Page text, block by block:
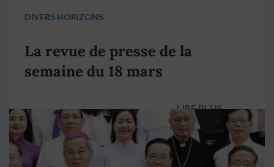
DIVERS HORIZONS
La revue de presse de la
semaine du 18 mars
LIRE PLUS →